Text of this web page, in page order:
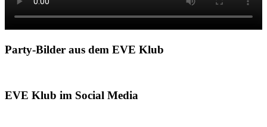
Party-Bilder aus dem EVE Klub
EVE Klub im Social Media